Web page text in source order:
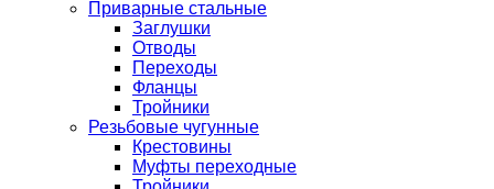
Приварные стальные
Заглушки
Отводы
Переходы
Фланцы
Тройники
Резьбовые чугунные
Крестовины
Муфты переходные